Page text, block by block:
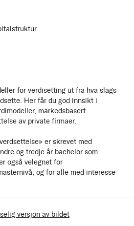
for verdisetting ut fra hva slags
Her får du god innsikt i
markedsbasert
av private firmaer.
er skrevet med
og tredje år bachelor som
også velegnet for
og for alle med interesse
versjon av bildet